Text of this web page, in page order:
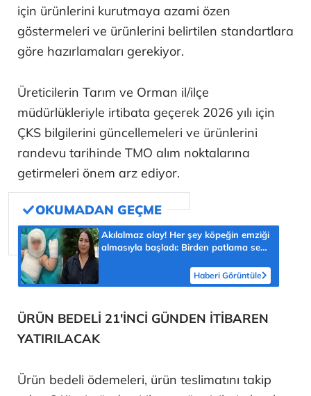
için ürünlerini kurutmaya azami özen
göstermeleri ve ürünlerini belirtilen standartlara
göre hazırlamaları gerekiyor.
Üreticilerin Tarım ve Orman il/ilçe
müdürlükleriyle irtibata geçerek 2026 yılı için
ÇKS bilgilerini güncellemeleri ve ürünlerini
randevu tarihinde TMO alım noktalarına
getirmeleri önem arz ediyor.
Akılalmaz olay! Her şey köpeğin emziği
almasıyla başladı: Birden patlama sesi
Haberi Görüntüle
ÜRÜN BEDELİ 21'İNCİ GÜNDEN İTİBAREN
YATIRILACAK
Ürün bedeli ödemeleri, ürün teslimatını takip